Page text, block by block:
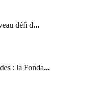
défi d...
: la Fonda...